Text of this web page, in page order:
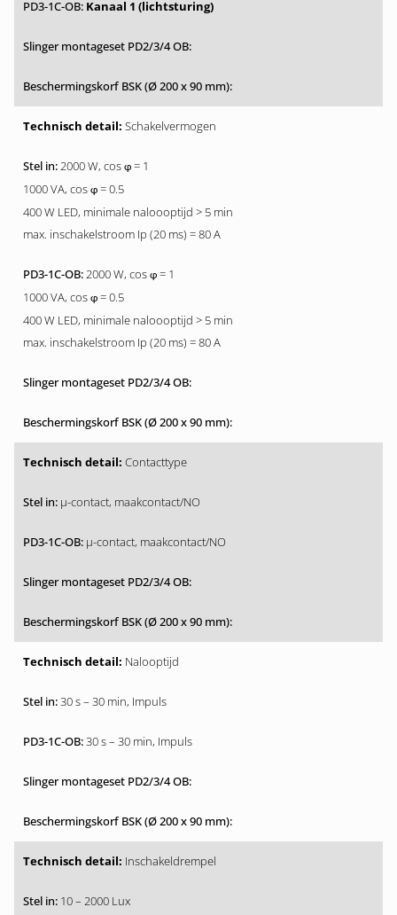
Kanaal 1 (lichtsturing)
Schakelvermogen
2000 W, cos φ = 1
1000 VA, cos φ = 0.5
400 W LED, minimale naloooptijd > 5 min
max. inschakelstroom Ip (20 ms) = 80 A
2000 W, cos φ = 1
1000 VA, cos φ = 0.5
400 W LED, minimale naloooptijd > 5 min
max. inschakelstroom Ip (20 ms) = 80 A
Contacttype
µ-contact, maakcontact/NO
µ-contact, maakcontact/NO
Nalooptijd
30 s – 30 min, Impuls
30 s – 30 min, Impuls
Inschakeldrempel
10 – 2000 Lux